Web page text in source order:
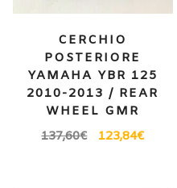
CERCHIO
POSTERIORE
YAMAHA YBR 125
2010-2013 / REAR
WHEEL GMR
137,60€ 123,84€